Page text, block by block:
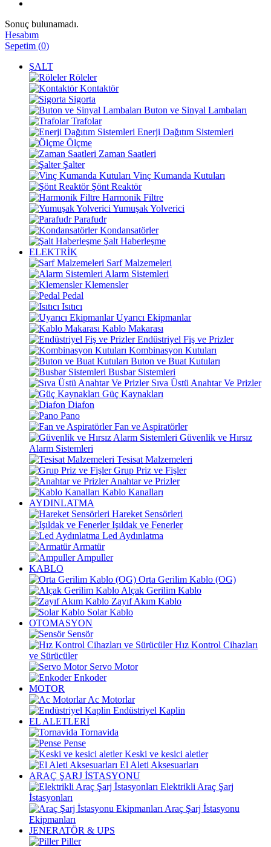
Sonuç bulunamadı.
Hesabım
Sepetim (0)
ŞALT
Röleler
Kontaktör
Sigorta
Buton ve Sinyal Lambaları
Trafolar
Enerji Dağıtım Sistemleri
Ölçme
Zaman Saatleri
Şalter
Vinç Kumanda Kutuları
Şönt Reaktör
Harmonik Filtre
Yumuşak Yolverici
Parafudr
Kondansatörler
Şalt Haberleşme
ELEKTRİK
Sarf Malzemeleri
Alarm Sistemleri
Klemensler
Pedal
Isıtıcı
Uyarıcı Ekipmanlar
Kablo Makarası
Endüstriyel Fiş ve Prizler
Kombinasyon Kutuları
Buton ve Buat Kutuları
Busbar Sistemleri
Sıva Üstü Anahtar Ve Prizler
Güç Kaynakları
Diafon
Pano
Fan ve Aspiratörler
Güvenlik ve Hırsız
Alarm Sistemleri
Tesisat Malzemeleri
Grup Priz ve Fişler
Anahtar ve Prizler
Kablo Kanalları
AYDINLATMA
Hareket Sensörleri
Işıldak ve Fenerler
Led Aydınlatma
Armatür
Ampuller
KABLO
Orta Gerilim Kablo (OG)
Alçak Gerilim Kablo
Zayıf Akım Kablo
Solar Kablo
OTOMASYON
Sensör
Hız Kontrol Cihazları
ve Sürücüler
Servo Motor
Enkoder
MOTOR
Ac Motorlar
Endüstriyel Kaplin
EL ALETLERİ
Tornavida
Pense
Keski ve kesici aletler
El Aleti Aksesuarları
ARAÇ ŞARJ İSTASYONU
Elektrikli Araç Şarj
İstasyonları
Araç Şarj İstasyonu
Ekipmanları
JENERATÖR & UPS
Piller